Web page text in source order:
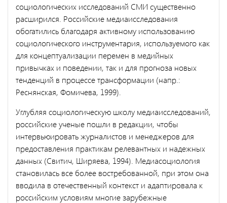
социологических исследований СМИ су­щественно
расширился. Российские медиаисследования
обогатились благодаря активному использованию
социологического инструмен­тария, используемого как
для концептуализации перемен в медийных
привычках и поведении, так и для прогноза новых
тенденций в про­цессе трансформации (напр.:
Реснянская, Фомичева, 1999).
Углубляя социологическую школу медиаисследований,
россий­ские ученые пошли в редакции, чтобы
интервьюировать журналистов и менеджеров для
предоставления практикам релевантных и надеж­ных
данных (Свитич, Ширяева, 1994). Медиасоциология
становилась все более востребованной, при этом она
вводила в отечественный контекст и адаптировала к
российским условиям многие зарубежные